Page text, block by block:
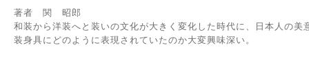
著者 関 昭郎
和装から洋装へと装いの文化が大きく変化した時代に、日本人の美
装身具にどのように表現されていたのか大変興味深い。